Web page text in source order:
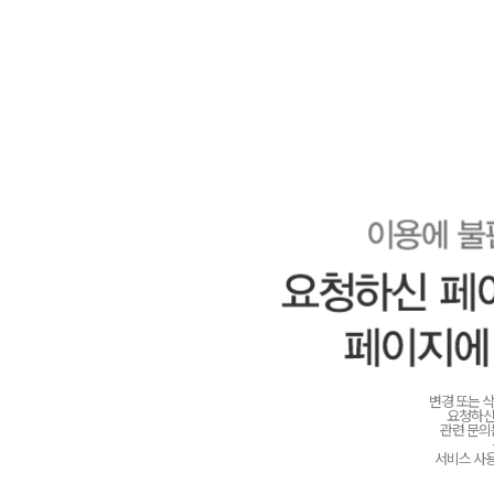
변경 또는
요청하
관련 문
서비스 사